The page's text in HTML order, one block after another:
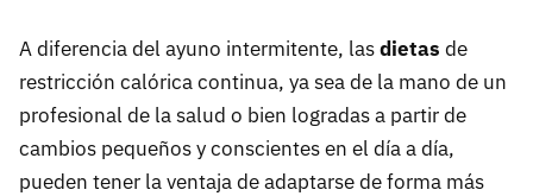
A diferencia del ayuno intermitente, lasdietas de
restricción calórica continua, ya sea de la mano de un
profesional de la salud o bien logradas a partir de
cambios pequeños y conscientes en el día a día,
pueden tener la ventaja de adaptarse de forma más